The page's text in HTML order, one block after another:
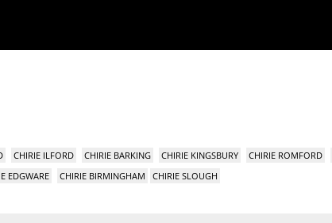
CHIRIE ILFORD CHIRIE BARKING CHIRIE KINGSBURY CHIRIE ROMFORD
EDGWARE CHIRIE BIRMINGHAM CHIRIE SLOUGH